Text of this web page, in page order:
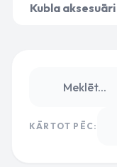
Kubla
KĀRTOT PĒC: